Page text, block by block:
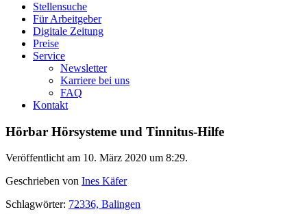
Stellensuche
Für Arbeitgeber
Digitale Zeitung
Preise
Service
Newsletter
Karriere bei uns
FAQ
Kontakt
Hörbar Hörsysteme und Tinnitus-Hilfe
Veröffentlicht am 10. März 2020 um 8:29.
Geschrieben von Ines Käfer
Schlagwörter: 72336, Balingen